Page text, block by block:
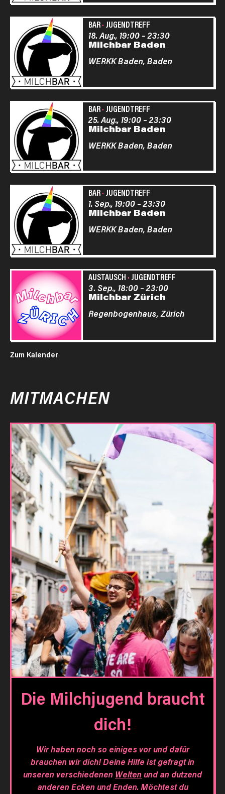
BAR· JUGENDTREFF
Milchbar Baden
18. Aug., 19:00–23:30
WERKK Baden, Baden
BAR· JUGENDTREFF
Milchbar Baden
25. Aug., 19:00–23:30
WERKK Baden, Baden
BAR· JUGENDTREFF
Milchbar Baden
1. Sep., 19:00–23:30
WERKK Baden, Baden
AUSTAUSCH · JUGENDTREFF
Milchbar Zürich
3. Sep., 18:00–23:00
Regenbogenhaus, Zürich
Zum Kalender
MITMACHEN
Die Milchjugend braucht
dich!
Wir haben noch so einiges vor und dafür
brauchen wir dich! Deine Hilfe ist gefragt in
unseren verschiedenen Weltenund an dutzend
anderen Ecken und Enden. Möchtest du